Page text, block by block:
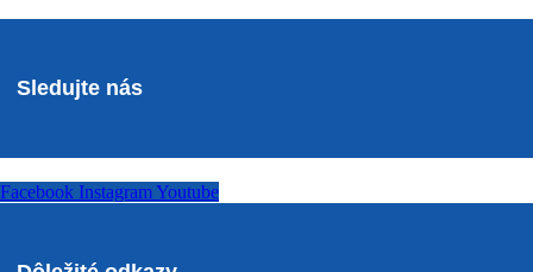
Sledujte nás
Facebook Instagram Youtube